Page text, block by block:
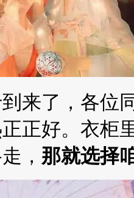
来了，各位
正好。衣柜
， 那就选择